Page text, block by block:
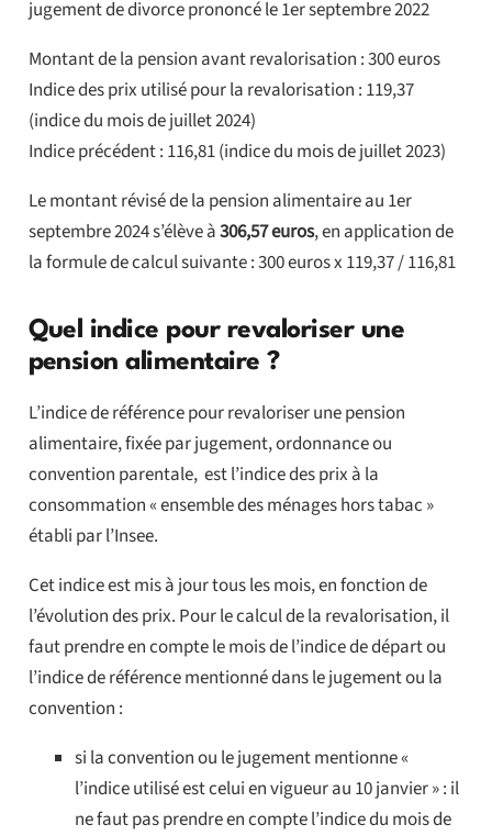
jugement de divorce prononcé le 1er septembre 2022
Montant de la pension avant revalorisation : 300 euros
Indice des prix utilisé pour la revalorisation : 119,37
(indice du mois de juillet 2024)
Indice précédent : 116,81 (indice du mois de juillet 2023)
Le montant révisé de la pension alimentaire au 1er
septembre 2024 s’élève à306,57 euros, en application de
la formule de calcul suivante : 300 euros x 119,37 / 116,81
Quel indice pour revaloriser une
pension alimentaire ?
L’indice de référence pour revaloriser une pension
alimentaire, fixée par jugement, ordonnance ou
convention parentale, est l’indice des prix à la
consommation « ensemble des ménages hors tabac »
établi par l’Insee.
Cet indice est mis à jour tous les mois, en fonction de
l’évolution des prix. Pour le calcul de la revalorisation, il
faut prendre en compte le mois de l’indice de départ ou
l’indice de référence mentionné dans le jugement ou la
convention :
si la convention ou le jugement mentionne «
l’indice utilisé est celui en vigueur au 10 janvier » : il
ne faut pas prendre en compte l’indice du mois de